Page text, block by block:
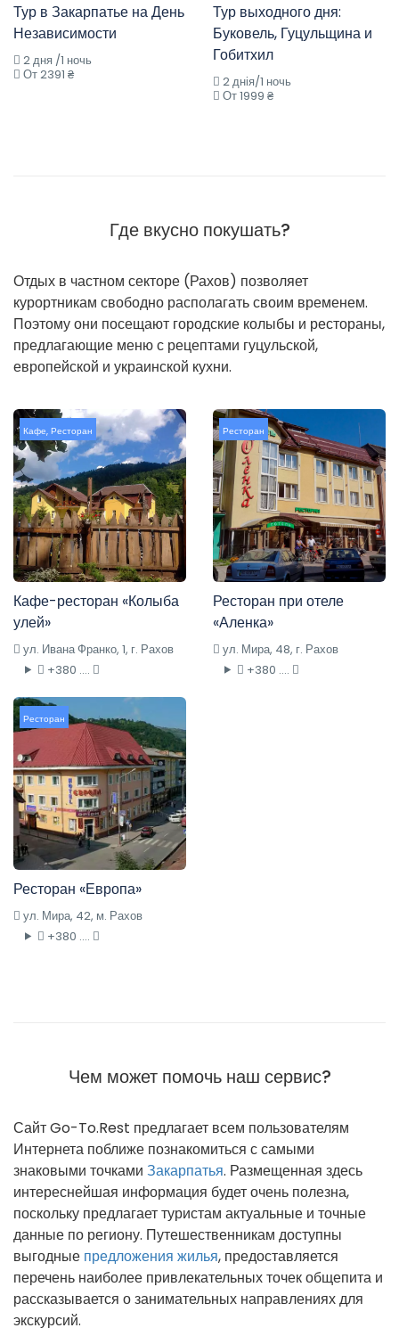
Тур в Закарпатье на День
Независимости
2 дня /1 ночь
От 2391 ₴
Тур выходного дня:
Буковель, Гуцульщина и
Гобитхил
2 днія/1 ночь
От 1999 ₴
Где вкусно покушать?
Отдых в частном секторе (Рахов) позволяет
курортникам свободно располагать своим временем.
Поэтому они посещают городские колыбы и рестораны,
предлагающие меню с рецептами гуцульской,
европейской и украинской кухни.
Кафе, Ресторан
Кафе-ресторан «Колыба
улей»
ул. Ивана Франко, 1, г. Рахов
+380 ....
Ресторан
Ресторан при отеле
«Аленка»
ул. Мира, 48, г. Рахов
+380 ....
Ресторан
Ресторан «Европа»
ул. Мира, 42, м. Рахов
+380 ....
Чем может помочь наш сервис?
Сайт Go-To.Rest предлагает всем пользователям
Интернета поближе познакомиться с самыми
знаковыми точками Закарпатья. Размещенная здесь
интереснейшая информация будет очень полезна,
поскольку предлагает туристам актуальные и точные
данные по региону. Путешественникам доступны
выгодные предложения жилья, предоставляется
перечень наиболее привлекательных точек общепита и
рассказывается о занимательных направлениях для
экскурсий.